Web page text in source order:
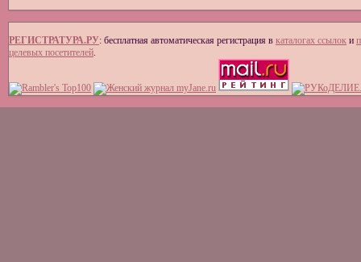
РЕГИСТРАТУРА.РУ: бесплатная автоматическая регистрация в каталогах ссылок и
целевых посетителей